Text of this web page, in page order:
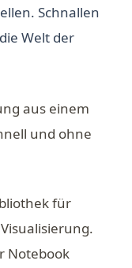
Schnallen
Welt der
aus einem
und ohne
für
Notebook